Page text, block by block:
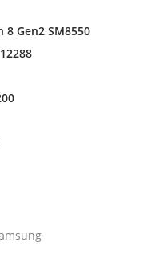
Gen2 SM8550
12288